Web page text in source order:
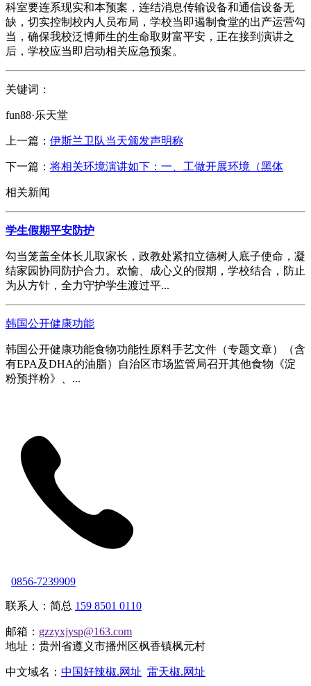
科室要连系现实和本预案，连结消息传输设备和通信设备无
缺，切实控制校内人员布局，学校当即遏制食堂的出产运营勾
当，确保我校泛博师生的生命取财富平安，正在接到演讲之
后，学校应当即启动相关应急预案。
关键词：
fun88·乐天堂
上一篇： 伊斯兰卫队当天颁发声明称
下一篇： 将相关环境演讲如下：一、工做开展环境（黑体
相关新闻
学生假期平安防护
勾当笼盖全体长儿取家长，政教处紧扣立德树人底子使命，凝
结家园协同防护合力。欢愉、成心义的假期，学校结合，防止
为从方针，全力守护学生渡过平...
韩国公开健康功能
韩国公开健康功能食物功能性原料手艺文件（专题文章）（含
有EPA及DHA的油脂）自治区市场监管局召开其他食物《淀
粉预拌粉》、...
0856-7239909
联系人：简总 159 8501 0110
邮箱： gzzyxjysp@163.com
地址：贵州省遵义市播州区枫香镇枫元村
中文域名： 中国好辣椒.网址 雷天椒.网址